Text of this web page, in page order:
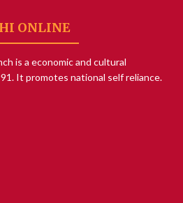
ONLINE
is a economic and cultural
It promotes national self reliance.